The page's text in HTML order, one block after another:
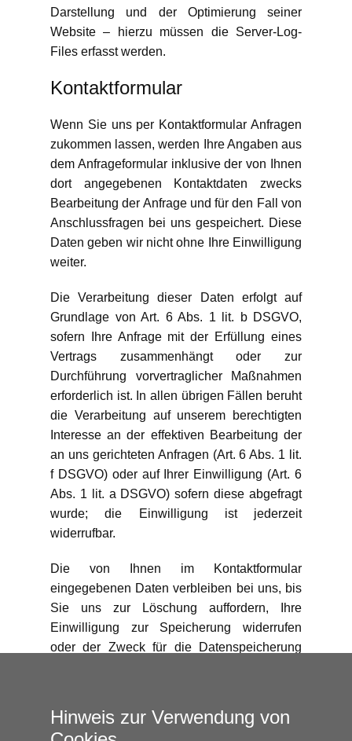
Darstellung und der Optimierung seiner
Website – hierzu müssen die Server-Log-
Files erfasst werden.
Kontaktformular
Wenn Sie uns per Kontaktformular Anfragen
zukommen lassen, werden Ihre Angaben aus
dem Anfrageformular inklusive der von Ihnen
dort angegebenen Kontaktdaten zwecks
Bearbeitung der Anfrage und für den Fall von
Anschlussfragen bei uns gespeichert. Diese
Daten geben wir nicht ohne Ihre Einwilligung
weiter.
Die Verarbeitung dieser Daten erfolgt auf
Grundlage von Art. 6 Abs. 1 lit. b DSGVO,
sofern Ihre Anfrage mit der Erfüllung eines
Vertrags zusammenhängt oder zur
Durchführung vorvertraglicher Maßnahmen
erforderlich ist. In allen übrigen Fällen beruht
die Verarbeitung auf unserem berechtigten
Interesse an der effektiven Bearbeitung der
an uns gerichteten Anfragen (Art. 6 Abs. 1 lit.
f DSGVO) oder auf Ihrer Einwilligung (Art. 6
Abs. 1 lit. a DSGVO) sofern diese abgefragt
wurde; die Einwilligung ist jederzeit
widerrufbar.
Die von Ihnen im Kontaktformular
eingegebenen Daten verbleiben bei uns, bis
Sie uns zur Löschung auffordern, Ihre
Einwilligung zur Speicherung widerrufen
oder der Zweck für die Datenspeicherung
Aufbewahrungsfristen – bleiben unberührt.
Hinweis zur Verwendung von